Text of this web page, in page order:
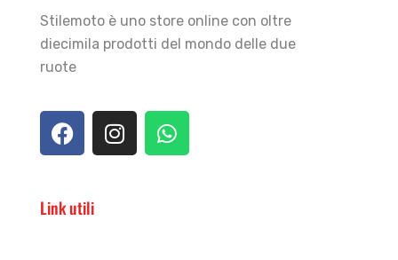
Stilemoto è uno store online con oltre
diecimila prodotti del mondo delle due
ruote
Link utili